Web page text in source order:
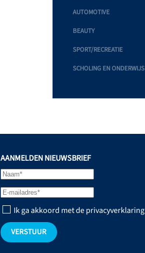
AUTOMOTIVE
BEAUTY
SPORT/RECREATIE
SCHOLING EN ONDERWIJS
AANMELDEN NIEUWSBRIEF
Ik ga akkoord met de privacyverklaring
VERSTUUR